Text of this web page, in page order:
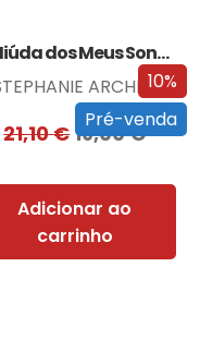
10%
Pré-venda
A Miúda dos Meus Sonhos – Edição…
ARCHER
21,10€19,00€
Adicionar ao
carrinho